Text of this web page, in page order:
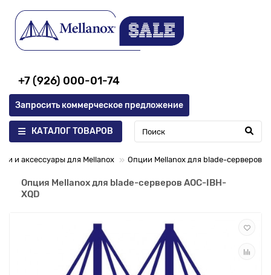
+7 (926) 000-01-74
Запросить коммерческое предложение
КАТАЛОГ ТОВАРОВ
и аксессуары для Mellanox Опции Mellanox для blade-серверов
Опция Mellanox для blade-серверов AOC-IBH-
XQD